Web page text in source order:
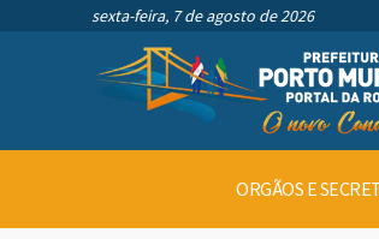
sexta-feira, 7 de agosto de 2026
ORGÃOS E